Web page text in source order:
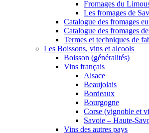
Fromages du
Les fromages de
Catalogue des fromages
Catalogue des fromages
Termes et techniques de
Les Boissons, vins et alcools
Boisson (généralités)
Vins français
Alsace
Beaujolais
Bordeaux
Bourgogne
Corse (vignoble et
Savoie – Haute-
Vins des autres pays